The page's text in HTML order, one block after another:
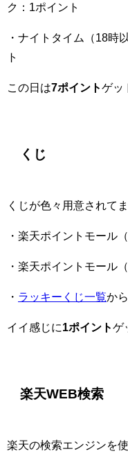
ク：1ポイント
・ナイトタイム（18時
ト
この日は7ポイントゲッ
くじ
くじが色々用意されて
・楽天ポイントモール
・楽天ポイントモール
・ ラッキーくじ一覧か
イイ感じに1ポイントゲ
楽天WEB検索
楽天の検索エンジンを